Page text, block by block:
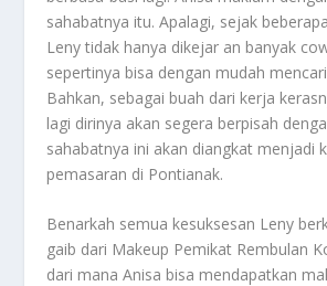
sahabatnya itu. Apalagi, sejak
Leny tidak hanya dikejar an banyak
sepertinya bisa dengan mudah
Bahkan, sebagai buah dari kerja
lagi dirinya akan segera berpisah
sahabatnya ini akan diangkat menjadi
pemasaran di Pontianak.
Benarkah semua kesuksesan Leny
gaib dari Makeup Pemikat Rembulan
dari mana Anisa bisa mendapatkan